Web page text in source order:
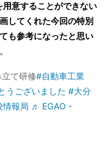
意することができない
してくれた今回の特別
も参考になったと思い
て研修#自動車工業
うございました #大分
情報局 ♬ EGAO -